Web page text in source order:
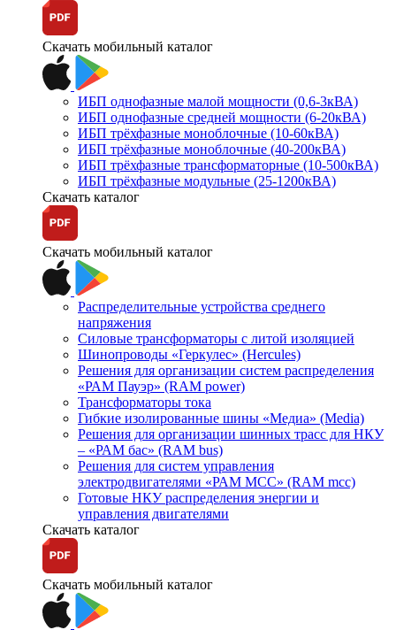
Скачать мобильный каталог
ИБП однофазные малой мощности (0,6-3кВА)
ИБП однофазные средней мощности (6-20кВА)
ИБП трёхфазные моноблочные (10-60кВА)
ИБП трёхфазные моноблочные (40-200кВА)
ИБП трёхфазные трансформаторные (10-500кВА)
ИБП трёхфазные модульные (25-1200кВА)
Скачать каталог
Скачать мобильный каталог
Распределительные устройства среднего
напряжения
Силовые трансформаторы с литой изоляцией
Шинопроводы «Геркулес» (Hercules)
Решения для организации систем распределения
«РАМ Пауэр» (RAM power)
Трансформаторы тока
Гибкие изолированные шины «Медиа» (Media)
Решения для организации шинных трасс для НКУ
– «РАМ бас» (RAM bus)
Решения для систем управления
электродвигателями «РАМ МСС» (RAM mcc)
Готовые НКУ распределения энергии и
управления двигателями
Скачать каталог
Скачать мобильный каталог